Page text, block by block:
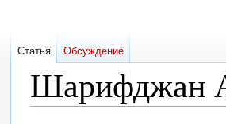
Шарифджан
Статья Обсуждение